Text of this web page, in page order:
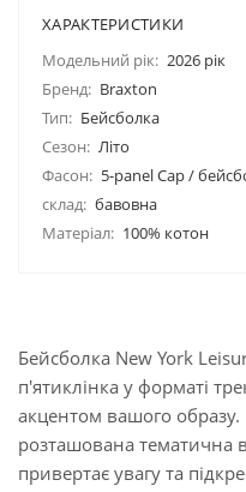
ХАРАКТЕРИСТИКИ
Модельний рік: 2026 рік
Бренд: Braxton
Тип: Бейсболка
Сезон: Літо
Фасон: 5-panel Cap /
склад: бавовна
Матеріал: 100% котон
Бейсболка New York
п'ятиклінка у форматі
акцентом вашого образу.
розташована тематична
привертає увагу та